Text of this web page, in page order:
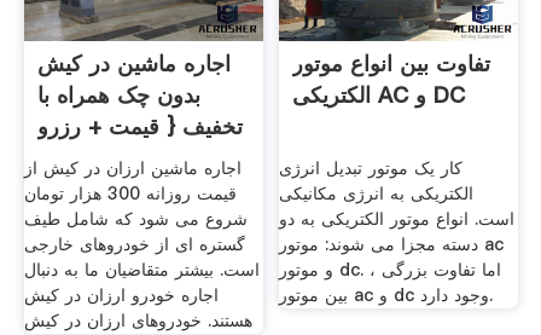
اجاره ماشین در کیش
بدون چک همراه با
تخفیف { قیمت + رزرو
اجاره ماشین ارزان در کیش از
قیمت روزانه 300 هزار تومان
شروع می شود که شامل طیف
گستره ای از خودروهای خارجی
است. بیشتر متقاضیان ما به دنبال
اجاره خودرو ارزان در کیش
هستند. خودروهای ارزان در کیش
تفاوت بین انواع موتور
الکتریکی AC و DC
کار یک موتور تبدیل انرژی
الکتریکی به انرژی مکانیکی
است. انواع موتور الکتریکی به دو
دسته مجزا می شوند: موتور ac
و موتور dc. ، اما تفاوت بزرگی
بین موتور ac و dc وجود دارد.